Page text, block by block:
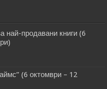
най-продавани книги (6
(6 октомври – 12